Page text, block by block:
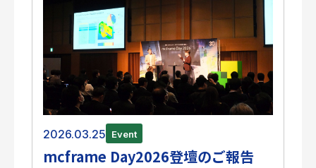
2026.03.25 Event
mcframe Day2026登壇のご報告